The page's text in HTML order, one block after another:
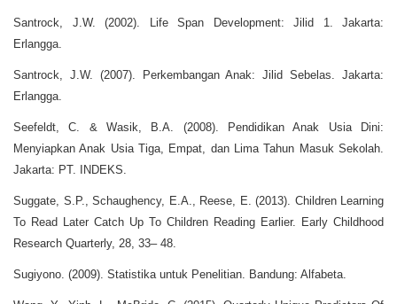
Santrock, J.W. (2002). Life Span Development: Jilid 1. Jakarta:
Erlangga.
Santrock, J.W. (2007). Perkembangan Anak: Jilid Sebelas. Jakarta:
Erlangga.
Seefeldt, C. & Wasik, B.A. (2008). Pendidikan Anak Usia Dini:
Menyiapkan Anak Usia Tiga, Empat, dan Lima Tahun Masuk Sekolah.
Jakarta: PT. INDEKS.
Suggate, S.P., Schaughency, E.A., Reese, E. (2013). Children Learning
To Read Later Catch Up To Children Reading Earlier. Early Childhood
Research Quarterly, 28, 33– 48.
Sugiyono. (2009). Statistika untuk Penelitian. Bandung: Alfabeta.